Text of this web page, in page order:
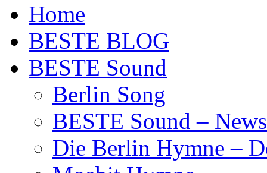
Home
BESTE BLOG
BESTE Sound
Berlin Song
BESTE Sound –
Die Berlin Hymne –